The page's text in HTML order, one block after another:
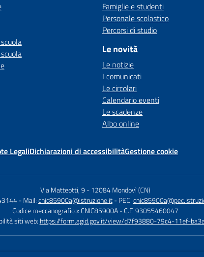
Famiglie e studenti
Personale scolastico
Percorsi di studio
Le novità
Le notizie
I comunicati
Le circolari
Calendario eventi
Le scadenze
Albo online
LegaliDichiarazioni di accessibilitàGestione cookie
Via Matteotti, 9 -12084 Mondovì (CN)
- Mail:cnic85900a@istruzione.it - PEC:
Codice meccanografico: CNIC85900A- C.F. 93055460047
siti web: https://form.agid.gov.it/view/d7f93880-79c4-11ef-